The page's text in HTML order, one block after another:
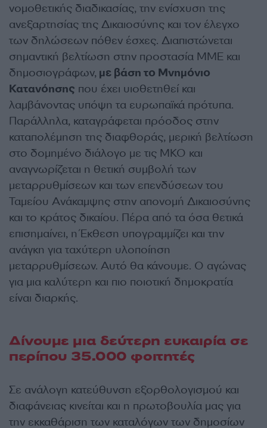
νομοθετικής διαδικασίας, την ενίσχυση της
ανεξαρτησίας της Δικαιοσύνης και τον έλεγχο
των δηλώσεων πόθεν έσχες. Διαπιστώνεται
σημαντική βελτίωση στην προστασία ΜΜΕ και
δημοσιογράφων, με βάση το Μνημόνιο
Κατανόησης που έχει υιοθετηθεί και
λαμβάνοντας υπόψη τα ευρωπαϊκά πρότυπα.
Παράλληλα, καταγράφεται πρόοδος στην
καταπολέμηση της διαφθοράς, μερική βελτίωση
στο δομημένο διάλογο με τις ΜΚΟ και
αναγνωρίζεται η θετική συμβολή των
μεταρρυθμίσεων και των επενδύσεων του
Ταμείου Ανάκαμψης στην απονομή Δικαιοσύνης
και το κράτος δικαίου. Πέρα από τα όσα θετικά
επισημαίνει, η Έκθεση υπογραμμίζει και την
ανάγκη για ταχύτερη υλοποίηση
μεταρρυθμίσεων. Αυτό θα κάνουμε. Ο αγώνας
για μια καλύτερη και πιο ποιοτική δημοκρατία
είναι διαρκής.
Δίνουμε μια δεύτερη ευκαιρία σε
περίπου 35.000 φοιτητές
Σε ανάλογη κατεύθυνση εξορθολογισμού και
διαφάνειας κινείται και η πρωτοβουλία μας για
την εκκαθάριση των καταλόγων των δημοσίων